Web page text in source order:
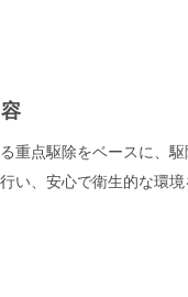
重点駆除をベースに、
い、安心で衛生的な環境